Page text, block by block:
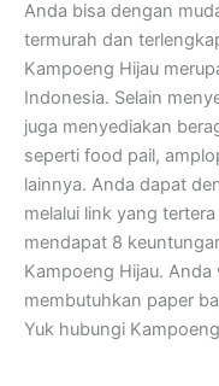
Anda bisa dengan
termurah dan
Kampoeng Hijau
Indonesia. Selain
juga menyediakan
seperti food pail,
lainnya. Anda dapat
melalui link yang
mendapat 8
Kampoeng Hijau.
membutuhkan paper
Yuk hubungi